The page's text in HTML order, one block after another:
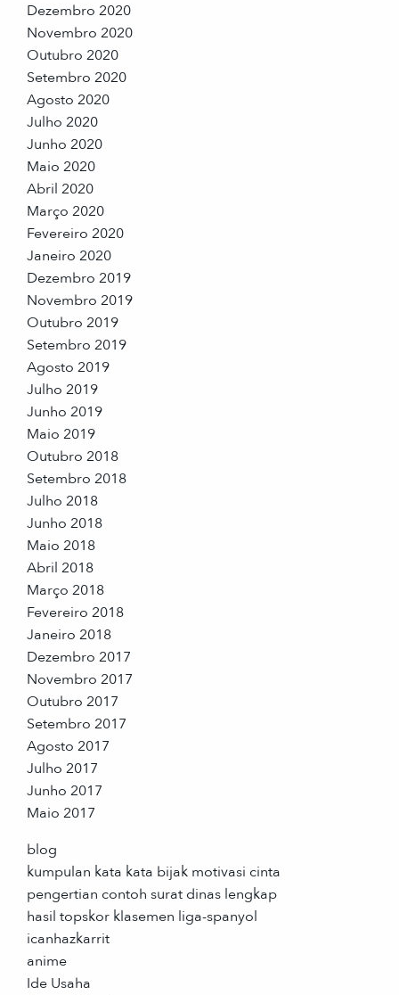
Dezembro 2020
Novembro 2020
Outubro 2020
Setembro 2020
Agosto 2020
Julho 2020
Junho 2020
Maio 2020
Abril 2020
Março 2020
Fevereiro 2020
Janeiro 2020
Dezembro 2019
Novembro 2019
Outubro 2019
Setembro 2019
Agosto 2019
Julho 2019
Junho 2019
Maio 2019
Outubro 2018
Setembro 2018
Julho 2018
Junho 2018
Maio 2018
Abril 2018
Março 2018
Fevereiro 2018
Janeiro 2018
Dezembro 2017
Novembro 2017
Outubro 2017
Setembro 2017
Agosto 2017
Julho 2017
Junho 2017
Maio 2017
blog
kumpulan kata kata bijak motivasi cinta
pengertian contoh surat dinas lengkap
hasil topskor klasemen liga-spanyol
icanhazkarrit
anime
Ide Usaha